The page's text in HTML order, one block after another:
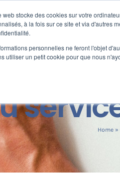
web stocke des cookies sur votre
à la fois sur ce site et via d'autres
personnelles ne feront l'objet
utiliser un petit cookie pour que nous
Nos offres
Home»